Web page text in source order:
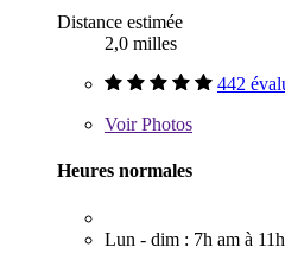
Distance estimée
2,0 milles
442
VoirPhotos
Heures normales
Lun - dim : 7h am à